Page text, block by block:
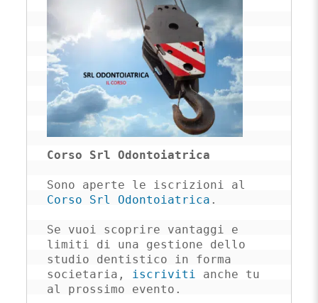
Corso Srl Odontoiatrica
Corso Srl Odontoiatrica .
Se vuoi scoprire vantaggi e
limiti di una gestione dello
studio dentistico in forma
societaria,
iscriviti
anche tu
al prossimo evento.